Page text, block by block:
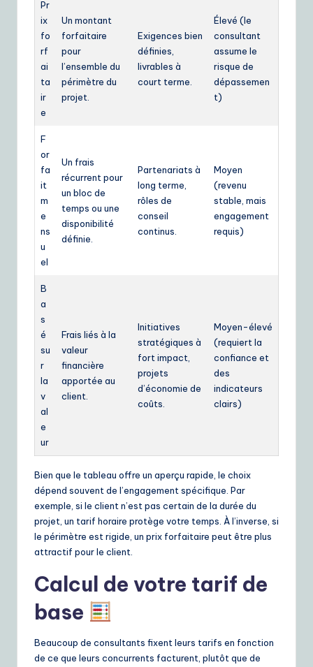
Pr
ix
fo
rf
ai
ta
ir
e
Un montant
forfaitaire
pour
l’ensemble du
périmètre du
projet.
Exigences bien
définies,
livrables à
court terme.
Élevé (le
consultant
assume le
risque de
dépassemen
t)
F
or
fa
it
m
e
ns
u
el
Un frais
récurrent pour
un bloc de
temps ou une
disponibilité
définie.
Partenariats à
long terme,
rôles de
conseil
continus.
Moyen
(revenu
stable, mais
engagement
requis)
B
a
s
é
su
r
la
v
al
e
ur
Frais liés à la
valeur
financière
apportée au
client.
Initiatives
stratégiques à
fort impact,
projets
d’économie de
coûts.
Moyen-élevé
(requiert la
confiance et
des
indicateurs
clairs)
Bien que le tableau offre un aperçu rapide, le choix
dépend souvent de l’engagement spécifique. Par
exemple, si le client n’est pas certain de la durée du
projet, un tarif horaire protège votre temps. À l’inverse, si
le périmètre est rigide, un prix forfaitaire peut être plus
attractif pour le client.
Calcul de votre tarif de
base
Beaucoup de consultants fixent leurs tarifs en fonction
de ce que leurs concurrents facturent, plutôt que de